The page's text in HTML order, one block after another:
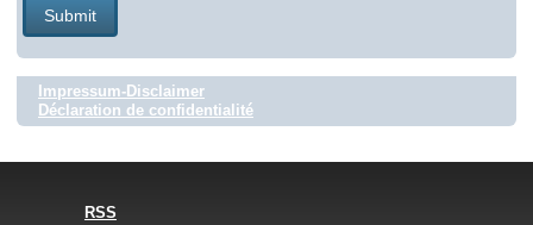
Impressum-Disclaimer
Déclaration de confidentialité
RSS